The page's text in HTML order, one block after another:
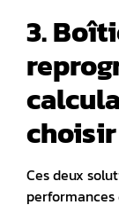
3.
Ces deux